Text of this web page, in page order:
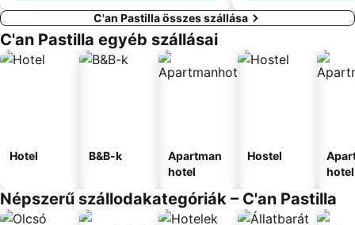
C'an Pastilla összes szállása
C'an Pastilla egyéb szállásai
Hotel B&B-k
Apartman
hotel
Hostel
hotel
Népszerű szállodakategóriák – C'an Pastilla